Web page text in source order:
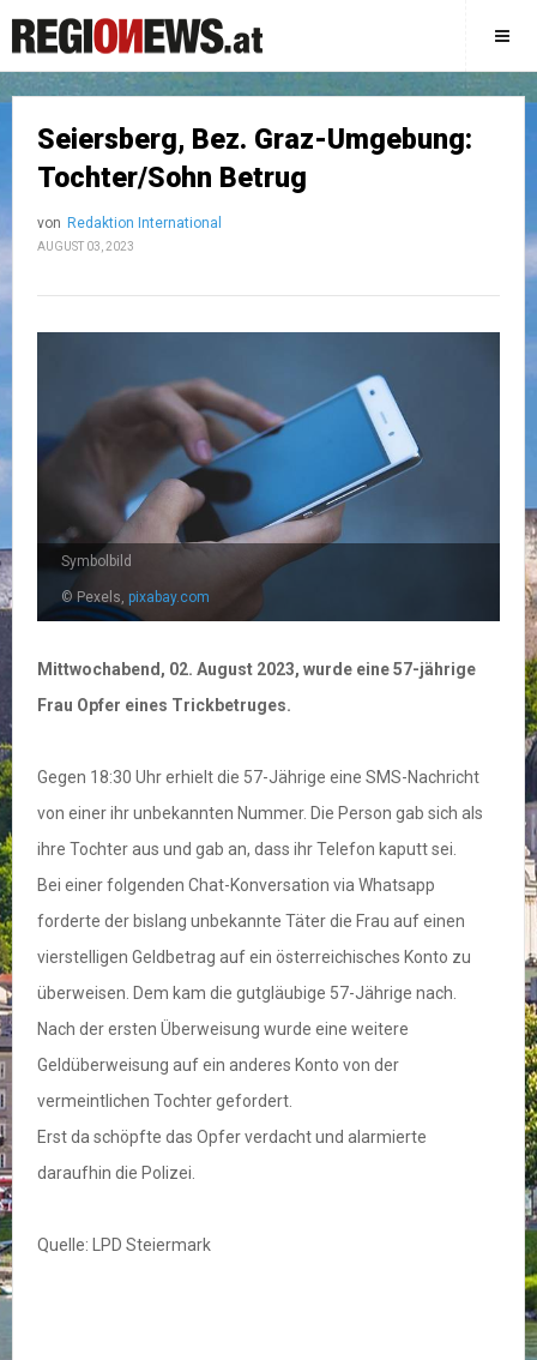
Seiersberg, Bez. Graz-Umgebung:
Tochter/Sohn Betrug
von Redaktion International
AUGUST 03, 2023
Symbolbild
© Pexels, pixabay.com
Mittwochabend, 02. August 2023, wurde eine 57-jährige
Frau Opfer eines Trickbetruges.
Gegen 18:30 Uhr erhielt die 57-Jährige eine SMS-Nachricht
von einer ihr unbekannten Nummer. Die Person gab sich als
ihre Tochter aus und gab an, dass ihr Telefon kaputt sei.
Bei einer folgenden Chat-Konversation via Whatsapp
forderte der bislang unbekannte Täter die Frau auf einen
vierstelligen Geldbetrag auf ein österreichisches Konto zu
überweisen. Dem kam die gutgläubige 57-Jährige nach.
Nach der ersten Überweisung wurde eine weitere
Geldüberweisung auf ein anderes Konto von der
vermeintlichen Tochter gefordert.
Erst da schöpfte das Opfer verdacht und alarmierte
daraufhin die Polizei.
Quelle: LPD Steiermark